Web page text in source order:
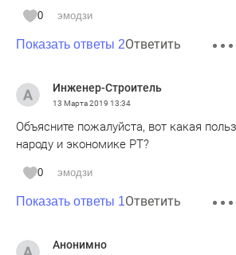
забота о гражданах. Во всем забота о
таковы реалии олигархического
Карла Маркса, он многое уже давно
0 эмодзи
Показать ответы 2Ответить
Инженер-Строитель
13 Марта 2019 13:34
Объясните пожалуйста, вот какая
народу и экономике РТ?
0 эмодзи
Показать ответы 1Ответить
Анонимно